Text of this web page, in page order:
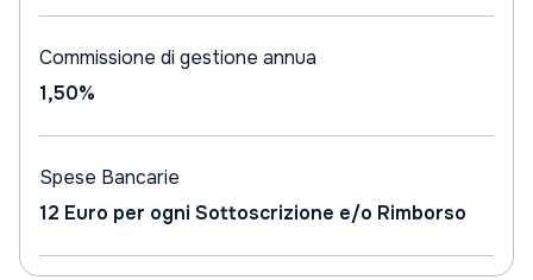
Commissione di gestione annua
1,50%
Spese Bancarie
12 Euro per ogni Sottoscrizione e/o Rimborso